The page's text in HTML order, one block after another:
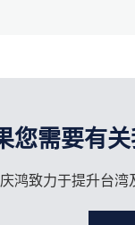
您需要有
庆鸿致力于提升台湾